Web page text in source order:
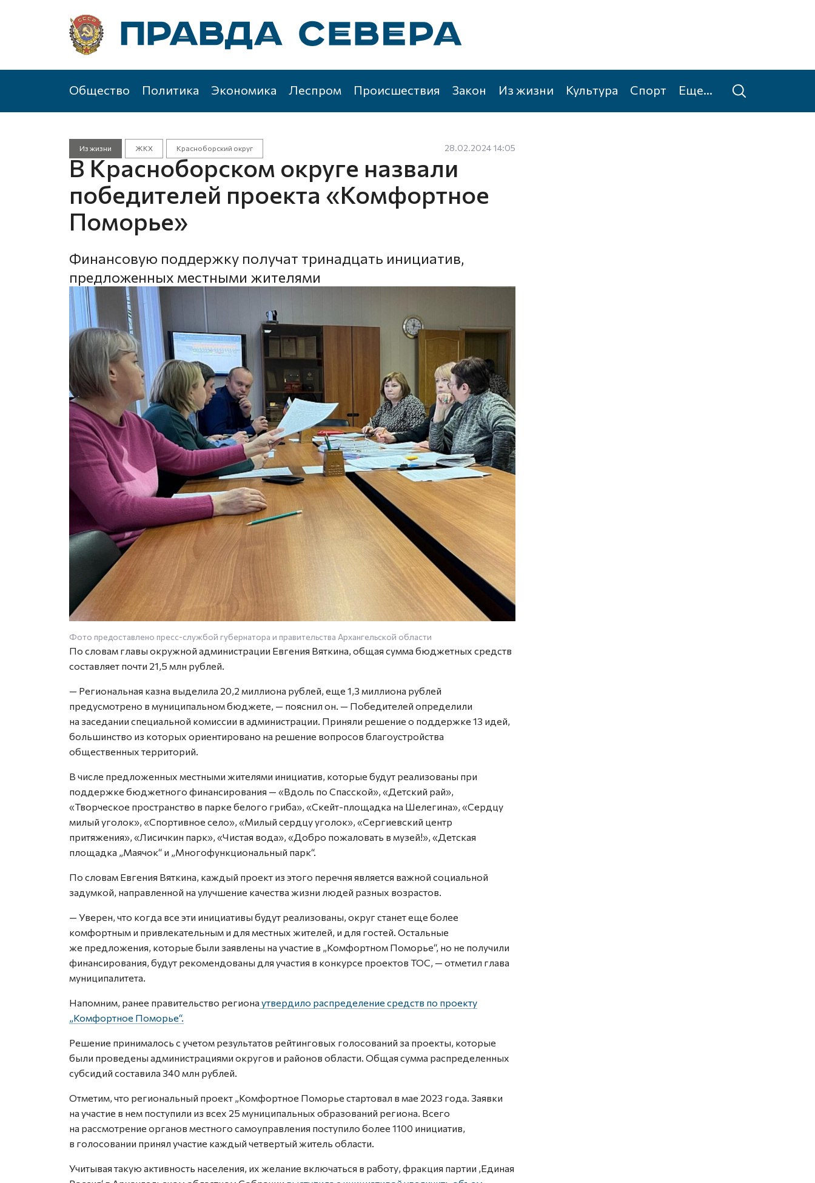
Общество Политика Экономика Леспром Происшествия Закон Из жизни Культура Спорт Еще...
Из жизни ЖКХ Красноборский округ 28.02.2024 14:05
В Красноборском округе назвали
победителей проекта «Комфортное
Поморье»
Финансовую поддержку получат тринадцать инициатив,
предложенных местными жителями
Фото предоставлено пресс-службой губернатора и правительства Архангельской области
По словам главы окружной администрации Евгения Вяткина, общая сумма бюджетных средств
составляет почти 21,5 млн рублей.
— Региональная казна выделила 20,2 миллиона рублей, еще 1,3 миллиона рублей
предусмотрено в муниципальном бюджете, — пояснил он. — Победителей определили
на заседании специальной комиссии в администрации. Приняли решение о поддержке 13 идей,
большинство из которых ориентировано на решение вопросов благоустройства
общественных территорий.
В числе предложенных местными жителями инициатив, которые будут реализованы при
поддержке бюджетного финансирования — «Вдоль по Спасской», «Детский рай»,
«Творческое пространство в парке белого гриба», «Скейт-площадка на Шелегина», «Сердцу
милый уголок», «Спортивное село», «Милый сердцу уголок», «Сергиевский центр
притяжения», «Лисичкин парк», «Чистая вода», «Добро пожаловать в музей!», «Детская
площадка „Маячок“ и „Многофункциональный парк“.
По словам Евгения Вяткина, каждый проект из этого перечня является важной социальной
задумкой, направленной на улучшение качества жизни людей разных возрастов.
— Уверен, что когда все эти инициативы будут реализованы, округ станет еще более
комфортным и привлекательным и для местных жителей, и для гостей. Остальные
же предложения, которые были заявлены на участие в „Комфортном Поморье“, но не получили
финансирования, будут рекомендованы для участия в конкурсе проектов ТОС, — отметил глава
муниципалитета.
Напомним, ранее правительство региона утвердило распределение средств по проекту
„Комфортное Поморье“.
Решение принималось с учетом результатов рейтинговых голосований за проекты, которые
были проведены администрациями округов и районов области. Общая сумма распределенных
субсидий составила 340 млн рублей.
Отметим, что региональный проект „Комфортное Поморье стартовал в мае 2023 года. Заявки
на участие в нем поступили из всех 25 муниципальных образований региона. Всего
на рассмотрение органов местного самоуправления поступило более 1100 инициатив,
в голосовании принял участие каждый четвертый житель области.
Учитывая такую активность населения, их желание включаться в работу, фракция партии ‚Единая